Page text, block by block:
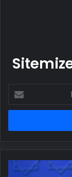
Yeni
posta
adresinizi
AK